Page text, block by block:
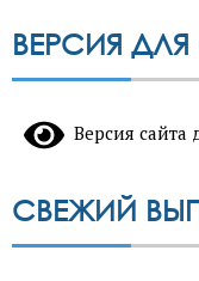
ВЕРСИЯ
Версия сайта
СВЕЖИЙ